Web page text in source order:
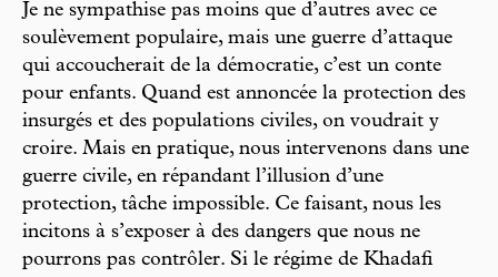
Je ne sympathise pas moins que d’autres avec ce
soulèvement populaire, mais une guerre d’attaque
qui accoucherait de la démocratie, c’est un conte
pour enfants. Quand est annoncée la protection des
insurgés et des populations civiles, on voudrait y
croire. Mais en pratique, nous intervenons dans une
guerre civile, en répandant l’illusion d’une
protection, tâche impossible. Ce faisant, nous les
incitons à s’exposer à des dangers que nous ne
pourrons pas contrôler. Si le régime de Khadafi